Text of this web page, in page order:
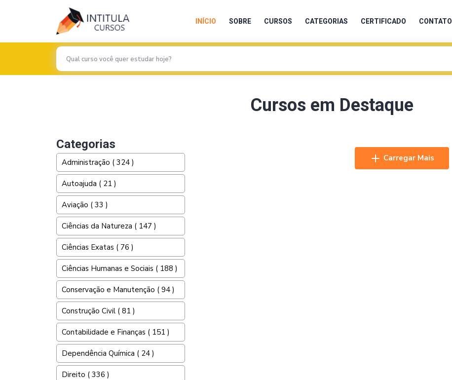
INÍCIO SOBRE CURSOS CATEGORIAS CERTIFICADO CONTATO
Cursos em Destaque
Categorias
Administração ( 324 )
Autoajuda ( 21 )
Aviação ( 33 )
Ciências da Natureza ( 147 )
Ciências Exatas ( 76 )
Ciências Humanas e Sociais ( 188 )
Conservação e Manutenção ( 94 )
Construção Civil ( 81 )
Contabilidade e Finanças ( 151 )
Dependência Química ( 24 )
Direito ( 336 )
Carregar Mais